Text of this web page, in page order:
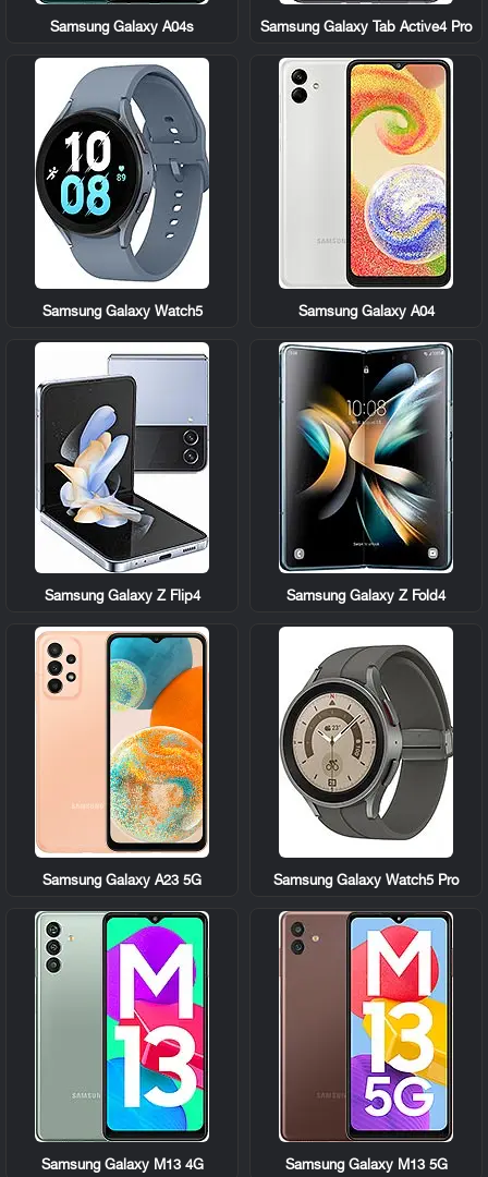
Samsung Galaxy Tab Active4 Pro
Samsung Galaxy A04s
Samsung Galaxy A04
Samsung Galaxy Watch5
Samsung Galaxy Z Fold4
Samsung Galaxy Z Flip4
Samsung Galaxy Watch5 Pro
Samsung Galaxy A23 5G
Samsung Galaxy M13 5G
Samsung Galaxy M13 4G